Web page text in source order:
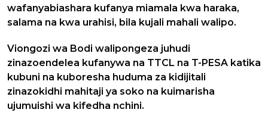
wafanyabiashara kufanya miamala kwa haraka,
salama na kwa urahisi, bila kujali mahali walipo.
Viongozi wa Bodi walipongeza juhudi
zinazoendelea kufanywa na TTCL na T-PESA katika
kubuni na kuboresha huduma za kidijitali
zinazokidhi mahitaji ya soko na kuimarisha
ujumuishi wa kifedha nchini.